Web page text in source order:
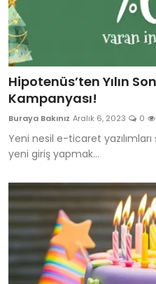
Hipotenüs’ten Yılın
Kampanyası!
Buraya Bakınız Aralık 6, 2023 0
Yeni nesil e-ticaret
yeni giriş yapmak...